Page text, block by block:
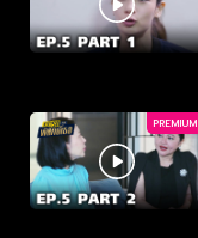
PREMIUM